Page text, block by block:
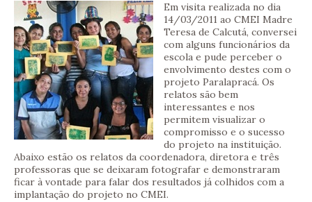
Em visita realizada no dia
14/03/2011 ao CMEI Madre
Teresa de Calcutá, conversei
com alguns funcionários da
escola e pude perceber o
envolvimento destes com o
projeto Paralapracá. Os
relatos são bem
interessantes e nos
permitem visualizar o
compromisso e o sucesso
do projeto na instituição.
Abaixo estão os relatos da coordenadora, diretora e três
professoras que se deixaram fotografar e demonstraram
ficar à vontade para falar dos resultados já colhidos com a
implantação do projeto no CMEI.